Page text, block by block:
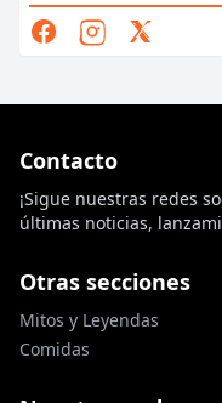
Contacto
¡Sigue nuestras redes
últimas noticias,
Otras secciones
Mitos y Leyendas
Comidas